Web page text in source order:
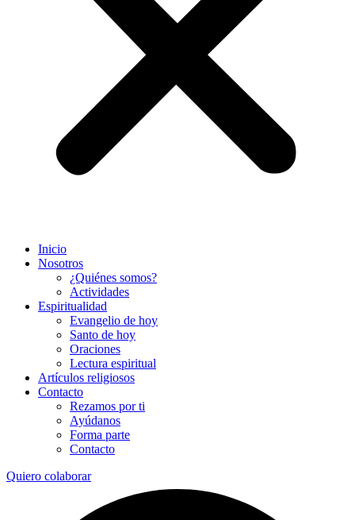
Inicio
Nosotros
¿Quiénes somos?
Actividades
Espiritualidad
Evangelio de hoy
Santo de hoy
Oraciones
Lectura espiritual
Artículos religiosos
Contacto
Rezamos por ti
Ayúdanos
Forma parte
Contacto
Quiero colaborar